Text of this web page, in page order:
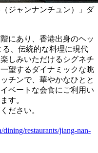
ジャンナンチュン）」ダ
にあり、香港出身のヘッ
る、伝統的な料理に現代
しみいただけるシグネチ
望するダイナミックな眺
チンで、華やかなひとと
ベートな会食にご利用い
す。
ださい。
restaurants/jiang-nan-